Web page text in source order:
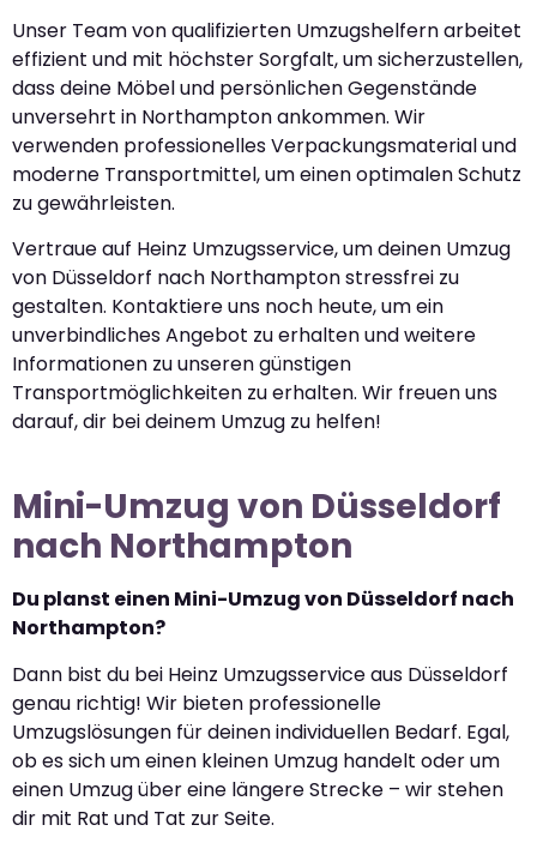
Unser Team von qualifizierten Umzugshelfern arbeitet
effizient und mit höchster Sorgfalt, um sicherzustellen,
dass deine Möbel und persönlichen Gegenstände
unversehrt in Northampton ankommen. Wir
verwenden professionelles Verpackungsmaterial und
moderne Transportmittel, um einen optimalen Schutz
zu gewährleisten.
Vertraue auf Heinz Umzugsservice, um deinen Umzug
von Düsseldorf nach Northampton stressfrei zu
gestalten. Kontaktiere uns noch heute, um ein
unverbindliches Angebot zu erhalten und weitere
Informationen zu unseren günstigen
Transportmöglichkeiten zu erhalten. Wir freuen uns
darauf, dir bei deinem Umzug zu helfen!
Mini-Umzug von Düsseldorf
nach Northampton
Du planst einen Mini-Umzug von Düsseldorf nach
Northampton?
Dann bist du bei Heinz Umzugsservice aus Düsseldorf
genau richtig! Wir bieten professionelle
Umzugslösungen für deinen individuellen Bedarf. Egal,
ob es sich um einen kleinen Umzug handelt oder um
einen Umzug über eine längere Strecke – wir stehen
dir mit Rat und Tat zur Seite.